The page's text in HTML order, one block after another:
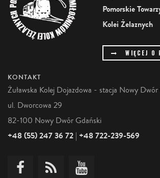
Pomorskie
Kolei Żelaznych
WIĘCEJ O
KONTAKT
Żuławska Kolej Dojazdowa - stacja Nowy
ul. Dworcowa 29
82-100 Nowy Dwór Gdański
+48 (55) 247 36 72 | +48 722-239-569